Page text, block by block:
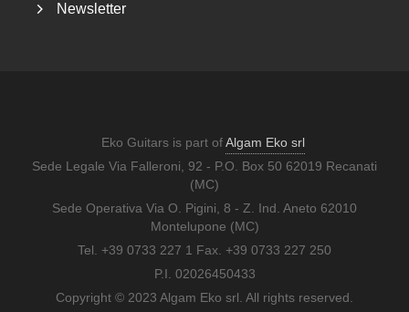
Newsletter
Eko Guitars is part ofAlgam Eko srl
Sede Legale Via Falleroni, 92 - P.O. Box 50 62019 Recanati
(MC)
Sede Operativa Via O. Pigini, 8 - Z. Ind. Aneto 62010
Montelupone (MC)
Tel. +39 0733 227 1 Fax. +39 0733 227 250
P.I. 02026450433
Copyright © 2023 Algam Eko srl. All rights reserved.